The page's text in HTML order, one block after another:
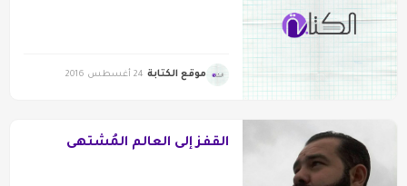
موقع الكتابة 24 أغسطس 2016
القفز إلى العالم المُشتهى